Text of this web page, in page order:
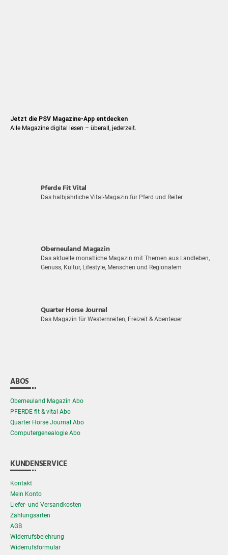
Jetzt die PSV Magazine-App entdecken
Alle Magazine digital lesen – überall, jederzeit.
Pferde Fit Vital
Das halbjährliche Vital-Magazin für Pferd und Reiter
Oberneuland Magazin
Das aktuelle monatliche Magazin mit Themen aus Landleben,
Genuss, Kultur, Lifestyle, Menschen und Regionalem
Quarter Horse Journal
Das Magazin für Westernreiten, Freizeit & Abenteuer
ABOS
Oberneuland Magazin Abo
PFERDE fit & vital Abo
Quarter Horse Journal Abo
Computergenealogie Abo
KUNDENSERVICE
Kontakt
Mein Konto
Liefer- und Versandkosten
Zahlungsarten
AGB
Widerrufsbelehrung
Widerrufsformular